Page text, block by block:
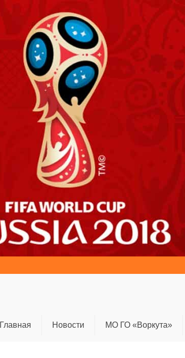
Главная Новости МО ГО «Воркута»